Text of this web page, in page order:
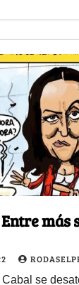
más
se